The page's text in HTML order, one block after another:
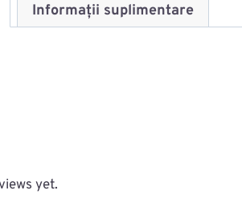
Informații suplimentare
yet.